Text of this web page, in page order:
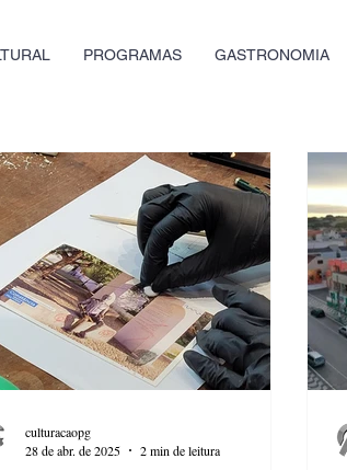
PROGRAMAS GASTRONOMIA
culturacaopg
28 de abr. de 2025
2 min de leitura